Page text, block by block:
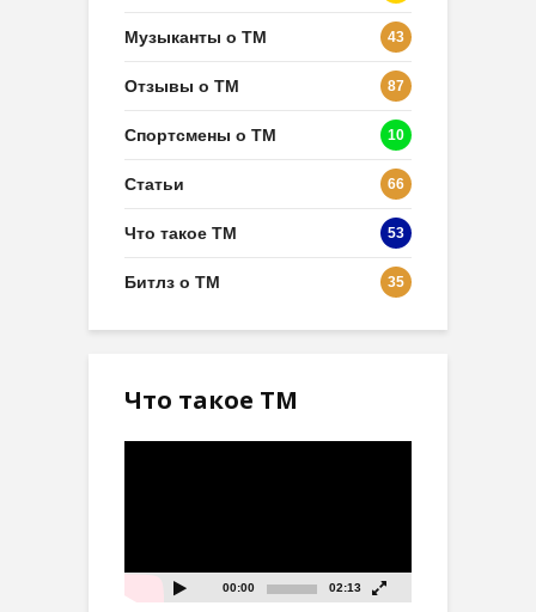
Музыканты о ТМ 43
Отзывы о ТМ 87
Спортсмены о ТМ 10
Статьи 66
Что такое ТМ 53
Битлз о ТМ 35
Что такое ТМ
00:00 02:13